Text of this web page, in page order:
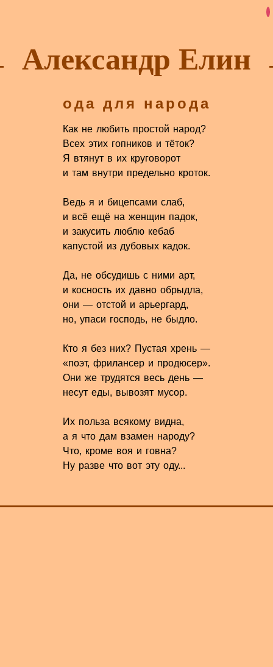
Александр Елин
ода для народа
Как не любить простой народ?
Всех этих гопников и тёток?
Я втянут в их круговорот
и там внутри предельно кроток.
Ведь я и бицепсами слаб,
и всё ещё на женщин падок,
и закусить люблю кебаб
капустой из дубовых кадок.
Да, не обсудишь с ними арт,
и косность их давно обрыдла,
они — отстой и арьергард,
но, упаси господь, не быдло.
Кто я без них? Пустая хрень —
«поэт, фрилансер и продюсер».
Они же трудятся весь день —
несут еды, вывозят мусор.
Их польза всякому видна,
а я что дам взамен народу?
Что, кроме воя и говна?
Ну разве что вот эту оду...